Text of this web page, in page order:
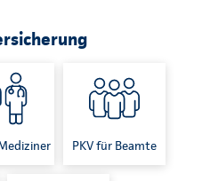
PKV für Beamte